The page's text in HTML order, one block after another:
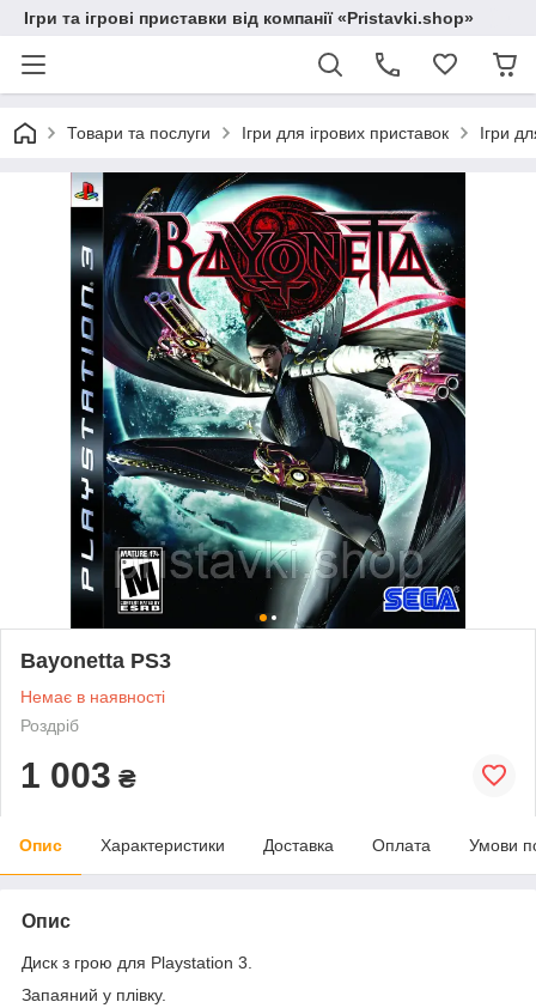
Ігри та ігрові приставки від компанії «Pristavki.shop»
Товари та послуги Ігри для ігрових приставок Ігри
Bayonetta PS3
Немає в наявності
Роздріб
1 003 ₴
Опис Характеристики Доставка Оплата Умови
Опис
Диск з грою для Playstation 3.
Запаяний у плівку.